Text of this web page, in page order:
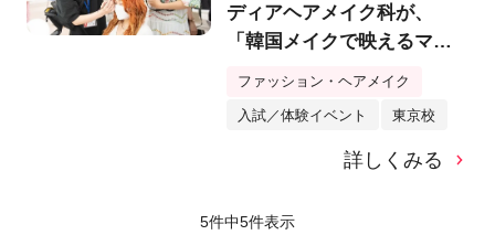
ディアヘアメイク科が、
「韓国メイクで映えるマス
【バンタンデザイン研究所
ファッション・ヘアメイク
入試／体験イベント 東京校
詳しくみる
5件中5件表示